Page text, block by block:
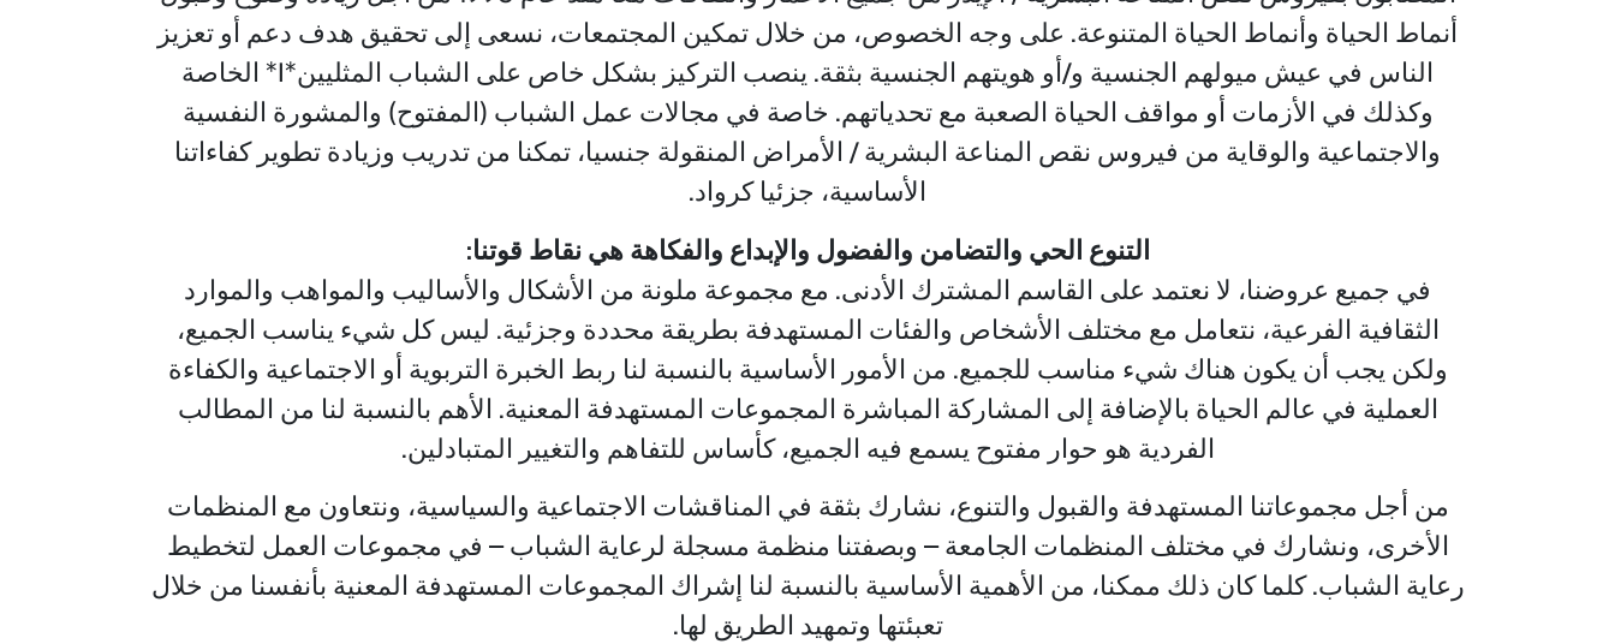
أنماط الحياة وأنماط الحياة المتنوعة. على وجه الخصوص، من خلال تمكين المجتمعات، نسعى إلى تحقيق هدف دعم أو تعزيز
الناس في عيش ميولهم الجنسية و/أو هويتهم الجنسية بثقة. ينصب التركيز بشكل خاص على الشباب المثليين*I* الخاصة
وكذلك في الأزمات أو مواقف الحياة الصعبة مع تحدياتهم. خاصة في مجالات عمل الشباب (المفتوح) والمشورة النفسية
والاجتماعية والوقاية من فيروس نقص المناعة البشرية / الأمراض المنقولة جنسيا، تمكنا من تدريب وزيادة تطوير كفاءاتنا
الأساسية، جزئيا كرواد.
التنوع الحي والتضامن والفضول والإبداع والفكاهة هي نقاط قوتنا:
في جميع عروضنا، لا نعتمد على القاسم المشترك الأدنى. مع مجموعة ملونة من الأشكال والأساليب والمواهب والموارد
الثقافية الفرعية، نتعامل مع مختلف الأشخاص والفئات المستهدفة بطريقة محددة وجزئية. ليس كل شيء يناسب الجميع،
ولكن يجب أن يكون هناك شيء مناسب للجميع. من الأمور الأساسية بالنسبة لنا ربط الخبرة التربوية أو الاجتماعية والكفاءة
العملية في عالم الحياة بالإضافة إلى المشاركة المباشرة المجموعات المستهدفة المعنية. الأهم بالنسبة لنا من المطالب
الفردية هو حوار مفتوح يسمع فيه الجميع، كأساس للتفاهم والتغيير المتبادلين.
من أجل مجموعاتنا المستهدفة والقبول والتنوع، نشارك بثقة في المناقشات الاجتماعية والسياسية، ونتعاون مع المنظمات
الأخرى، ونشارك في مختلف المنظمات الجامعة – وبصفتنا منظمة مسجلة لرعاية الشباب – في مجموعات العمل لتخطيط
رعاية الشباب. كلما كان ذلك ممكنا، من الأهمية الأساسية بالنسبة لنا إشراك المجموعات المستهدفة المعنية بأنفسنا من خلال
تعبئتها وتمهيد الطريق لها.